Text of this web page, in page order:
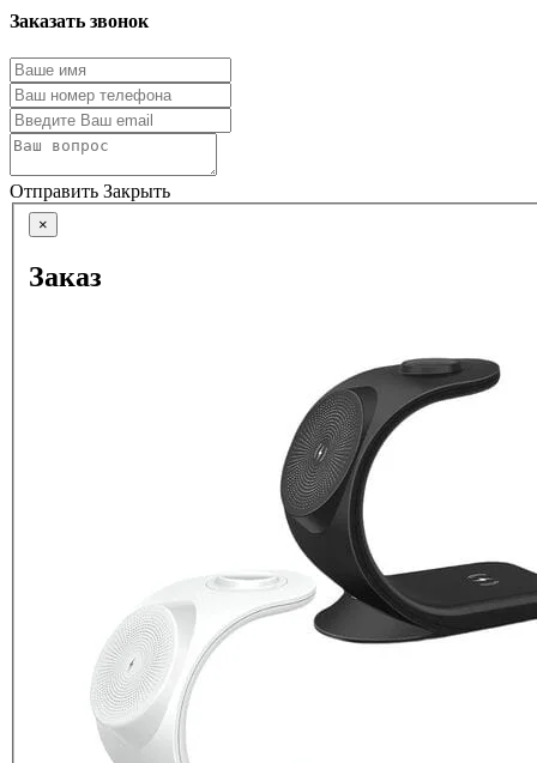
Заказать звонок
Отправить Закрыть
×
Заказ